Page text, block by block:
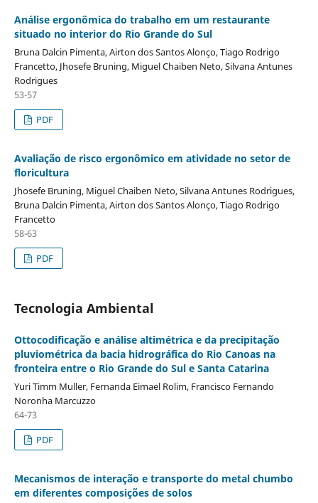
Análise ergonômica do trabalho em um restaurante
situado no interior do Rio Grande do Sul
Bruna Dalcin Pimenta, Airton dos Santos Alonço, Tiago Rodrigo
Francetto, Jhosefe Bruning, Miguel Chaiben Neto, Silvana Antunes
Rodrigues
53-57
PDF
Avaliação de risco ergonômico em atividade no setor de
floricultura
Jhosefe Bruning, Miguel Chaiben Neto, Silvana Antunes Rodrigues,
Bruna Dalcin Pimenta, Airton dos Santos Alonço, Tiago Rodrigo
Francetto
58-63
PDF
Tecnologia Ambiental
Ottocodificação e análise altimétrica e da precipitação
pluviométrica da bacia hidrográfica do Rio Canoas na
fronteira entre o Rio Grande do Sul e Santa Catarina
Yuri Timm Muller, Fernanda Eimael Rolim, Francisco Fernando
Noronha Marcuzzo
64-73
PDF
Mecanismos de interação e transporte do metal chumbo
em diferentes composições de solos